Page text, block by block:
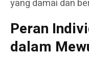
yang damai dan
Peran
dalam